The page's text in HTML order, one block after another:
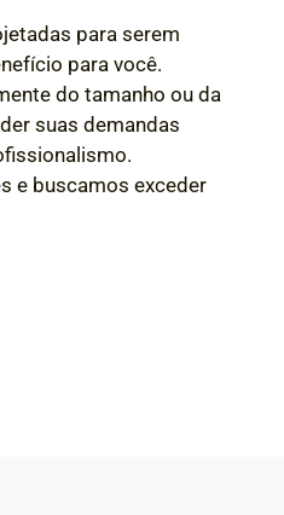
para serem
para você.
do tamanho ou da
suas demandas
e buscamos exceder